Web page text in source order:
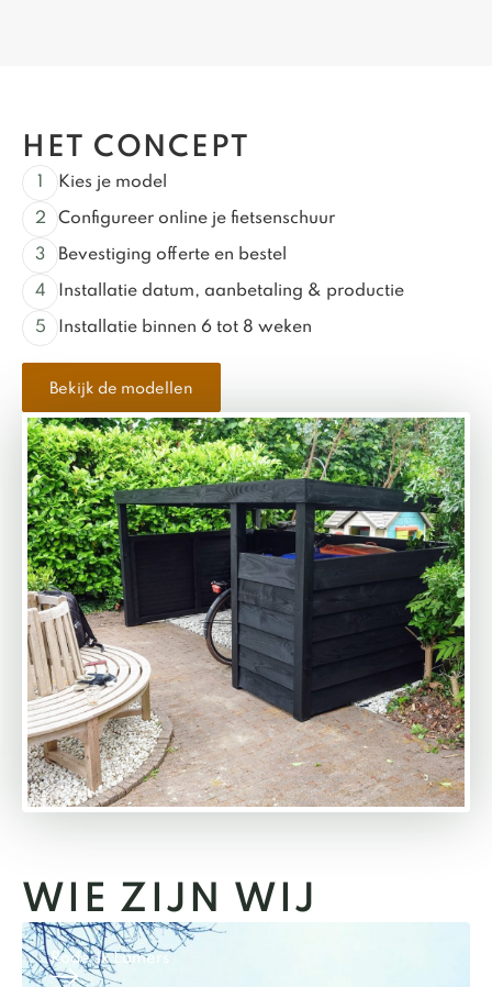
HET CONCEPT
Kies je model
Configureer online je fietsenschuur
Bevestiging offerte en bestel
Installatie datum, aanbetaling & productie
Installatie binnen 6 tot 8 weken
Bekijk de modellen
WIE ZIJN WIJ
Roderik Lamers